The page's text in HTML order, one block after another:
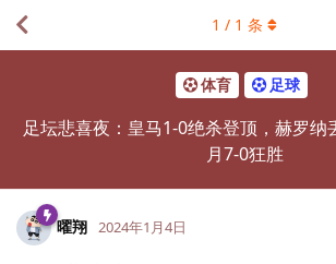
体育 足球
足坛悲喜夜：皇马1-0绝杀登顶，赫罗纳
月7-0狂胜
1 / 1 条
曜翔 2024年1月4日